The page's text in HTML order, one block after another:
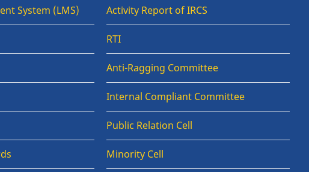
System (LMS) Activity Report of IRCS
RTI
Anti-Ragging Committee
Internal Compliant Committee
Public Relation Cell
Minority Cell